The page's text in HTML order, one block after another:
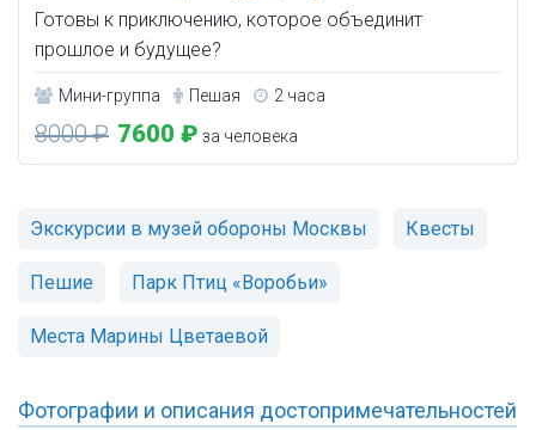
Готовы к приключению, которое объединит
прошлое и будущее?
Мини-группа Пешая 2 часа
8000 ₽ 7600 ₽ за человека
Экскурсии в музей обороны Москвы Квесты
Пешие Парк Птиц «Воробьи»
Места Марины Цветаевой
Фотографии и описания достопримечательностей